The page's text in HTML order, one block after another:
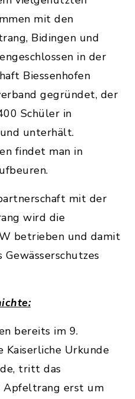
mit den
Bidingen und
in der
Biessenhofen
gegründet, der
Schüler in
unterhält.
findet man in
mit der
wird die
betrieben und damit
bereits im 9.
Kaiserliche Urkunde
tritt das
Apfeltrang erst um